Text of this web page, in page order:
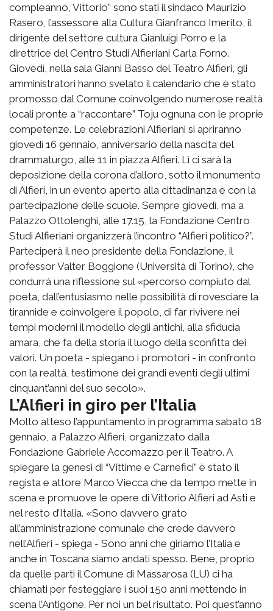
compleanno, Vittorio” sono stati il sindaco Maurizio
Rasero, l’assessore alla Cultura Gianfranco Imerito, il
dirigente del settore cultura Gianluigi Porro e la
direttrice del Centro Studi Alfieriani Carla Forno.
Giovedì, nella sala Gianni Basso del Teatro Alfieri, gli
amministratori hanno svelato il calendario che è stato
promosso dal Comune coinvolgendo numerose realtà
locali pronte a “raccontare” Toju ognuna con le proprie
competenze. Le celebrazioni Alfieriani si apriranno
giovedì 16 gennaio, anniversario della nascita del
drammaturgo, alle 11 in piazza Alfieri. Lì ci sarà la
deposizione della corona d’alloro, sotto il monumento
di Alfieri, in un evento aperto alla cittadinanza e con la
partecipazione delle scuole. Sempre giovedì, ma a
Palazzo Ottolenghi, alle 17.15, la Fondazione Centro
Studi Alfieriani organizzerà l’incontro “Alfieri politico?”.
Parteciperà il neo presidente della Fondazione, il
professor Valter Boggione (Università di Torino), che
condurrà una riflessione sul «percorso compiuto dal
poeta, dall’entusiasmo nelle possibilità di rovesciare la
tirannide e coinvolgere il popolo, di far rivivere nei
tempi moderni il modello degli antichi, alla sfiducia
amara, che fa della storia il luogo della sconfitta dei
valori. Un poeta - spiegano i promotori - in confronto
con la realtà, testimone dei grandi eventi degli ultimi
cinquant’anni del suo secolo».
L’Alfieri in giro per l’Italia
Molto atteso l’appuntamento in programma sabato 18
gennaio, a Palazzo Alfieri, organizzato dalla
Fondazione Gabriele Accomazzo per il Teatro. A
spiegare la genesi di “Vittime e Carnefici” è stato il
regista e attore Marco Viecca che da tempo mette in
scena e promuove le opere di Vittorio Alfieri ad Asti e
nel resto d’Italia. «Sono davvero grato
all’amministrazione comunale che crede davvero
nell’Alfieri - spiega - Sono anni che giriamo l’Italia e
anche in Toscana siamo andati spesso. Bene, proprio
da quelle parti il Comune di Massarosa (LU) ci ha
chiamati per festeggiare i suoi 150 anni mettendo in
scena l’Antigone. Per noi un bel risultato. Poi quest’anno